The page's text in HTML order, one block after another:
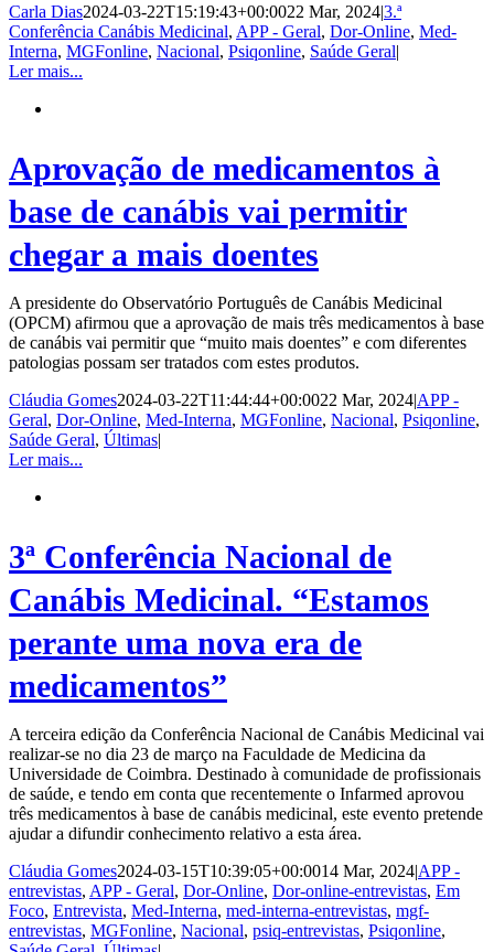
Carla Dias2024-03-22T15:19:43+00:0022 Mar, 2024|3.ª
Conferência Canábis Medicinal, APP - Geral, Dor-Online, Med-
Interna, MGFonline, Nacional, Psiqonline, Saúde Geral|
Ler mais...
Aprovação de medicamentos à
base de canábis vai permitir
chegar a mais doentes
A presidente do Observatório Português de Canábis Medicinal
(OPCM) afirmou que a aprovação de mais três medicamentos à base
de canábis vai permitir que “muito mais doentes” e com diferentes
patologias possam ser tratados com estes produtos.
Cláudia Gomes2024-03-22T11:44:44+00:0022 Mar, 2024|APP -
Geral, Dor-Online, Med-Interna, MGFonline, Nacional, Psiqonline,
Saúde Geral, Últimas|
Ler mais...
3ª Conferência Nacional de
Canábis Medicinal. “Estamos
perante uma nova era de
medicamentos”
A terceira edição da Conferência Nacional de Canábis Medicinal vai
realizar-se no dia 23 de março na Faculdade de Medicina da
Universidade de Coimbra. Destinado à comunidade de profissionais
de saúde, e tendo em conta que recentemente o Infarmed aprovou
três medicamentos à base de canábis medicinal, este evento pretende
ajudar a difundir conhecimento relativo a esta área.
Cláudia Gomes2024-03-15T10:39:05+00:0014 Mar, 2024|APP -
entrevistas, APP - Geral, Dor-Online, Dor-online-entrevistas, Em
Foco, Entrevista, Med-Interna, med-interna-entrevistas, mgf-
entrevistas, MGFonline, Nacional, psiq-entrevistas, Psiqonline,